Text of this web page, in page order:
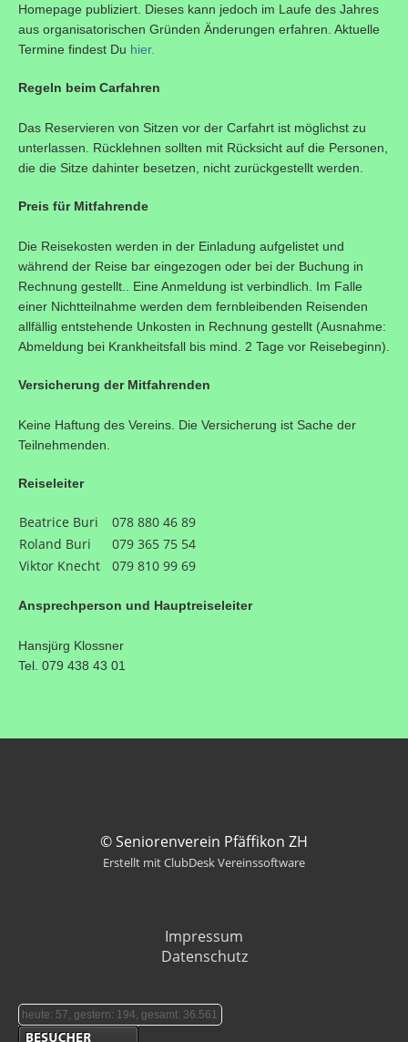
Homepage publiziert. Dieses kann jedoch im Laufe des Jahres
aus organisatorischen Gründen Änderungen erfahren. Aktuelle
Termine findest Du hier.
Regeln beim Carfahren
Das Reservieren von Sitzen vor der Carfahrt ist möglichst zu
unterlassen. Rücklehnen sollten mit Rücksicht auf die Personen,
die die Sitze dahinter besetzen, nicht zurückgestellt werden.
Preis für Mitfahrende
Die Reisekosten werden in der Einladung aufgelistet und
während der Reise bar eingezogen oder bei der Buchung in
Rechnung gestellt.. Eine Anmeldung ist verbindlich. Im Falle
einer Nichtteilnahme werden dem fernbleibenden Reisenden
allfällig entstehende Unkosten in Rechnung gestellt (Ausnahme:
Abmeldung bei Krankheitsfall bis mind. 2 Tage vor Reisebeginn).
Versicherung der Mitfahrenden
Keine Haftung des Vereins. Die Versicherung ist Sache der
Teilnehmenden.
Reiseleiter
Beatrice Buri
078 880 46 89
Roland Buri
079 365 75 54
Viktor Knecht
079 810 99 69
Ansprechperson und Hauptreiseleiter
Hansjürg Klossner
Tel. 079 438 43 01
© Seniorenverein Pfäffikon ZH
Erstellt mit ClubDesk Vereinssoftware
Impressum
Datenschutz
heute: 57, gestern: 194, gesamt: 36.561